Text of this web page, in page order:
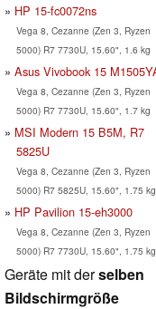
HP 15-fc0072ns
Vega 8, Cezanne (Zen 3, Ryzen
5000) R7 7730U, 15.60", 1.6 kg
Asus Vivobook 15
Vega 8, Cezanne (Zen 3, Ryzen
5000) R7 7730U, 15.60", 1.7 kg
MSI Modern 15 B5M, R7
5825U
Vega 8, Cezanne (Zen 3, Ryzen
5000) R7 5825U, 15.60", 1.75 kg
HP Pavilion 15-eh3000
Vega 8, Cezanne (Zen 3, Ryzen
5000) R7 7730U, 15.60", 1.75 kg
Geräte mit derselben
Bildschirmgröße